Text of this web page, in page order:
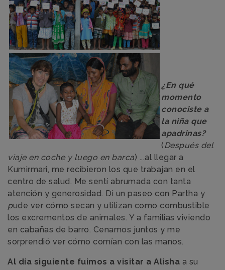
¿En qué
momento
conociste a
la niña que
apadrinas?
(Después del
viaje en coche y luego en barca) ...al llegar a
Kumirmari, me recibieron los que trabajan en el
centro de salud. Me sentí abrumada con tanta
atención y generosidad. Di un paseo con Partha y
pude ver cómo secan y utilizan como combustible
los excrementos de animales. Y a familias viviendo
en cabañas de barro. Cenamos juntos y me
sorprendió ver cómo comían con las manos.
Al día siguiente fuimos a visitar a Alisha a su